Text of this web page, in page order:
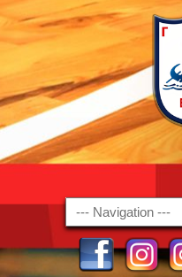
Navigation